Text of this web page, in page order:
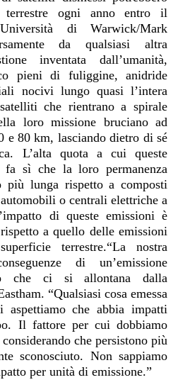
terrestre ogni anno entro il
di Warwick/Mark
da qualsiasi altra
inventata dall’umanità,
pieni di fuliggine, anidride
nocivi lungo quasi l’intera
che rientrano a spirale
loro missione bruciano ad
e 80 km, lasciando dietro di sé
L’alta quota a cui queste
fa sì che la loro permanenza
più lunga rispetto a composti
o centrali elettriche a
di queste emissioni è
a quello delle emissioni
terrestre.“La nostra
di un’emissione
che ci si allontana dalla
“Qualsiasi cosa emessa
aspettiamo che abbia impatti
Il fattore per cui dobbiamo
che persistono più
sconosciuto. Non sappiamo
per unità di emissione.”